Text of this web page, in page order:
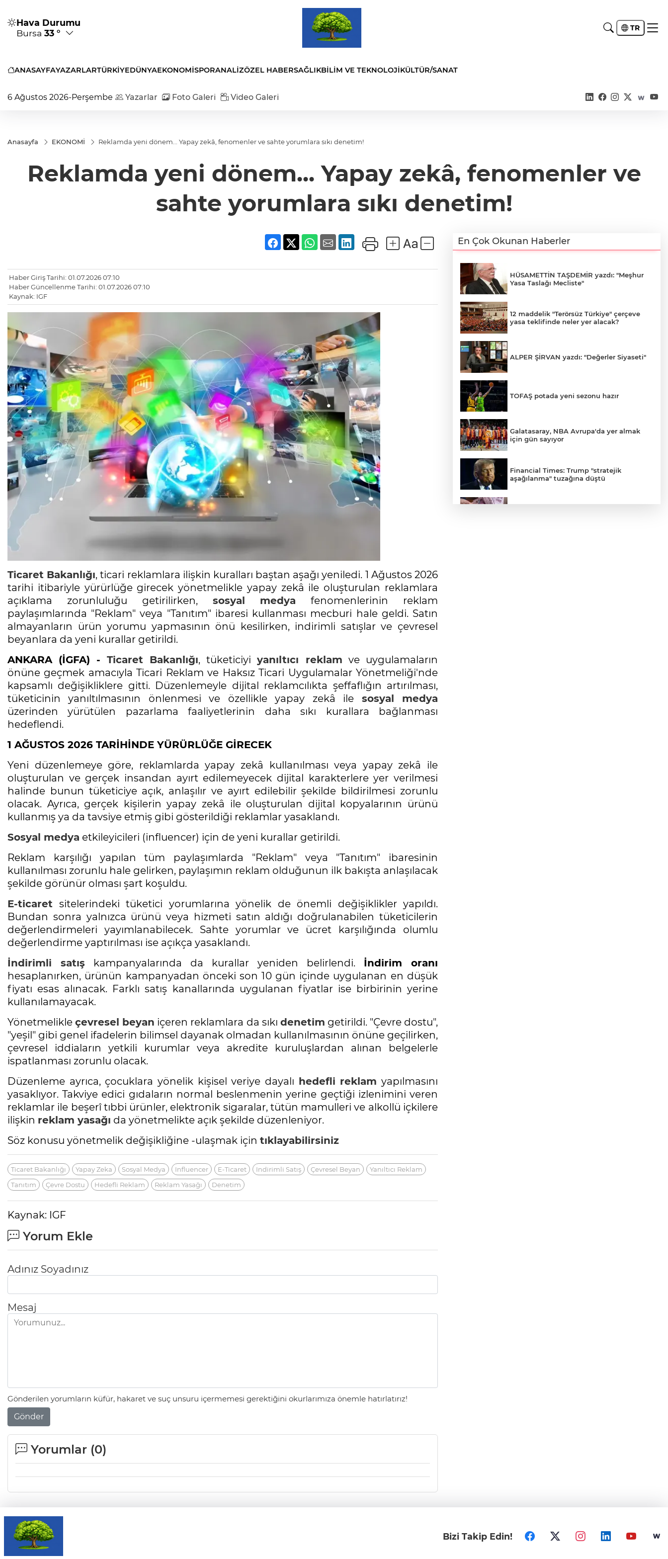
Hava Durumu
Bursa 33 ° TR
ANASAYFAYAZARLARTÜRKİYEDÜNYAEKONOMİSPORANALİZÖZEL HABERSAĞLIKBİLİM VE TEKNOLOJİKÜLTÜR/SANAT
6 Ağustos 2026-Perşembe Yazarlar Foto Galeri Video Galeri
Anasayfa EKONOMİ Reklamda yeni dönem... Yapay zekâ, fenomenler ve sahte yorumlara sıkı denetim!
Reklamda yeni dönem... Yapay zekâ, fenomenler ve
sahte yorumlara sıkı denetim!
Haber Giriş Tarihi: 01.07.2026 07:10
Haber Güncellenme Tarihi: 01.07.2026 07:10
Kaynak: IGF
Ticaret Bakanlığı, ticari reklamlara ilişkin kuralları baştan aşağı yeniledi. 1 Ağustos 2026
tarihi itibariyle yürürlüğe girecek yönetmelikle yapay zekâ ile oluşturulan reklamlara
açıklama zorunluluğu getirilirken, sosyal medya fenomenlerinin reklam
paylaşımlarında "Reklam" veya "Tanıtım" ibaresi kullanması mecburi hale geldi. Satın
almayanların ürün yorumu yapmasının önü kesilirken, indirimli satışlar ve çevresel
beyanlara da yeni kurallar getirildi.
ANKARA (İGFA) - Ticaret Bakanlığı, tüketiciyiyanıltıcı reklam ve uygulamaların
önüne geçmek amacıyla Ticari Reklam ve Haksız Ticari Uygulamalar Yönetmeliği'nde
kapsamlı değişikliklere gitti. Düzenlemeyle dijital reklamcılıkta şeffaflığın artırılması,
tüketicinin yanıltılmasının önlenmesi ve özellikle yapay zekâ ile sosyal medya
üzerinden yürütülen pazarlama faaliyetlerinin daha sıkı kurallara bağlanması
hedeflendi.
1 AĞUSTOS 2026 TARİHİNDE YÜRÜRLÜĞE GİRECEK
Yeni düzenlemeye göre, reklamlarda yapay zekâ kullanılması veya yapay zekâ ile
oluşturulan ve gerçek insandan ayırt edilemeyecek dijital karakterlere yer verilmesi
halinde bunun tüketiciye açık, anlaşılır ve ayırt edilebilir şekilde bildirilmesi zorunlu
olacak. Ayrıca, gerçek kişilerin yapay zekâ ile oluşturulan dijital kopyalarının ürünü
kullanmış ya da tavsiye etmiş gibi gösterildiği reklamlar yasaklandı.
Sosyal medya etkileyicileri (influencer) için de yeni kurallar getirildi.
Reklam karşılığı yapılan tüm paylaşımlarda "Reklam" veya "Tanıtım" ibaresinin
kullanılması zorunlu hale gelirken, paylaşımın reklam olduğunun ilk bakışta anlaşılacak
şekilde görünür olması şart koşuldu.
E-ticaret sitelerindeki tüketici yorumlarına yönelik de önemli değişiklikler yapıldı.
Bundan sonra yalnızca ürünü veya hizmeti satın aldığı doğrulanabilen tüketicilerin
değerlendirmeleri yayımlanabilecek. Sahte yorumlar ve ücret karşılığında olumlu
değerlendirme yaptırılması ise açıkça yasaklandı.
İndirimli satış kampanyalarında da kurallar yeniden belirlendi. İndirim oranı
hesaplanırken, ürünün kampanyadan önceki son 10 gün içinde uygulanan en düşük
fiyatı esas alınacak. Farklı satış kanallarında uygulanan fiyatlar ise birbirinin yerine
kullanılamayacak.
Yönetmelikleçevresel beyan içeren reklamlara da sıkı denetim getirildi. "Çevre dostu",
"yeşil" gibi genel ifadelerin bilimsel dayanak olmadan kullanılmasının önüne geçilirken,
çevresel iddiaların yetkili kurumlar veya akredite kuruluşlardan alınan belgelerle
ispatlanması zorunlu olacak.
Düzenleme ayrıca, çocuklara yönelik kişisel veriye dayalı hedefli reklam yapılmasını
yasaklıyor. Takviye edici gıdaların normal beslenmenin yerine geçtiği izlenimini veren
reklamlar ile beşerî tıbbi ürünler, elektronik sigaralar, tütün mamulleri ve alkollü içkilere
ilişkin reklam yasağı da yönetmelikte açık şekilde düzenleniyor.
Söz konusu yönetmelik değişikliğine -ulaşmak için tıklayabilirsiniz
Ticaret Bakanlığı Yapay Zeka Sosyal Medya Influencer E-Ticaret Indirimli Satış Çevresel Beyan
Yanıltıcı Reklam
Tanıtım
Çevre Dostu Hedefli Reklam Reklam Yasağı Denetim
Kaynak: IGF
Yorum Ekle
Adınız Soyadınız
Mesaj
Gönderilen yorumların küfür, hakaret ve suç unsuru içermemesi gerektiğini okurlarımıza önemle hatırlatırız!
Gönder
Yorumlar (0)
En Çok Okunan Haberler
HÜSAMETTİN TAŞDEMİR yazdı: "Meşhur
Yasa Taslağı Mecliste"
12 maddelik "Terörsüz Türkiye" çerçeve
yasa teklifinde neler yer alacak?
ALPER ŞİRVAN yazdı: "Değerler Siyaseti"
TOFAŞ potada yeni sezonu hazır
Galatasaray, NBA Avrupa'da yer almak
için gün sayıyor
Financial Times: Trump "stratejik
aşağılanma" tuzağına düştü
Bizi Takip Edin!